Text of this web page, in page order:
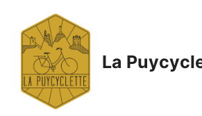
contenu
La